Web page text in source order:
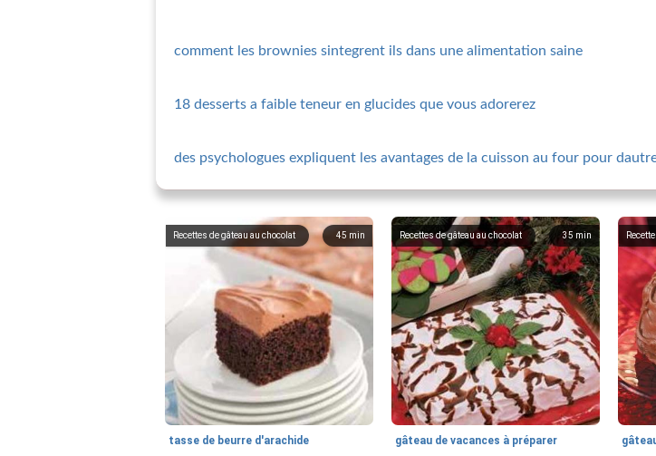
comment les brownies sintegrent ils dans une alimentation saine
18 desserts a faible teneur en glucides que vous adorerez
des psychologues expliquent les avantages de la cuisson au four pour
45 min
Recettes de gâteau au chocolat
tasse de beurre d'arachide
35 min
Recettes de gâteau au chocolat
gâteau de vacances à préparer